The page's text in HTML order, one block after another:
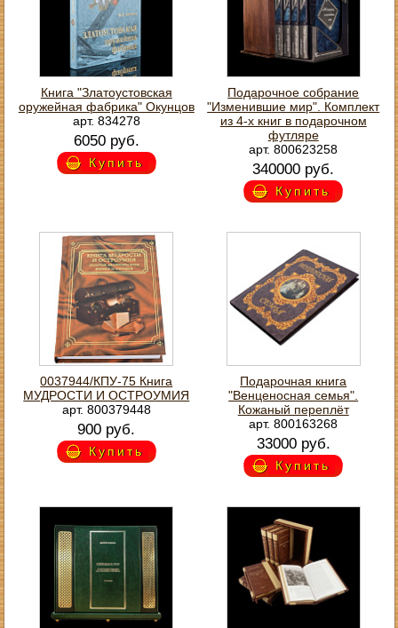
Книга "Златоустовская
оружейная фабрика" Окунцов
арт. 834278
6050 руб.
Купить
Подарочное собрание
"Изменившие мир". Комплект
из 4-х книг в подарочном
футляре
арт. 800623258
340000 руб.
Купить
0037944/КПУ-75 Книга
МУДРОСТИ И ОСТРОУМИЯ
арт. 800379448
900 руб.
Купить
Подарочная книга
"Венценосная семья".
Кожаный переплёт
арт. 800163268
33000 руб.
Купить